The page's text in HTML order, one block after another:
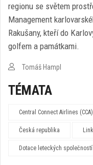
regionu se světem
Management
Rakušany, kteří do
golfem a památkami.
Tomáš Hampl
TÉMATA
Central Connect Airlines (CCA)
Česká republika
Dotace leteckých společností